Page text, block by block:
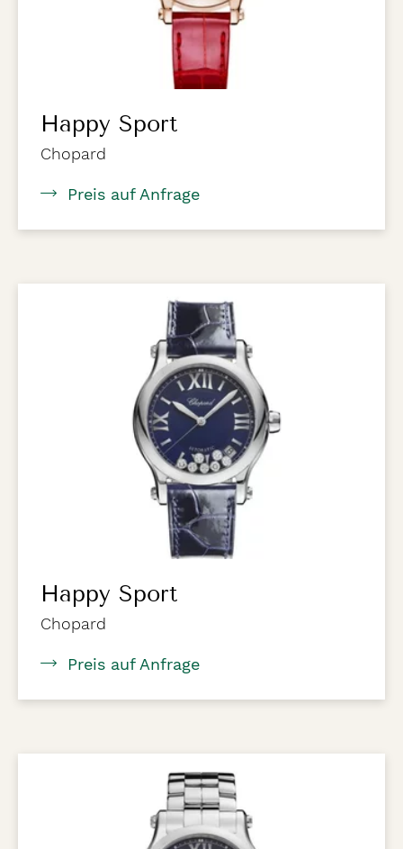
Happy Sport
Chopard
Preis auf Anfrage
Happy Sport
Chopard
Preis auf Anfrage